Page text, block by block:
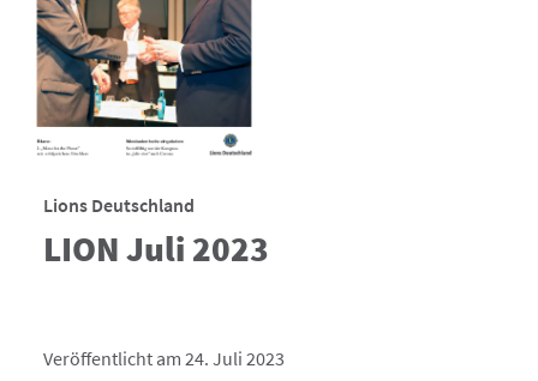
Lions Deutschland
LION Juli 2023
Veröffentlicht am 24. Juli 2023